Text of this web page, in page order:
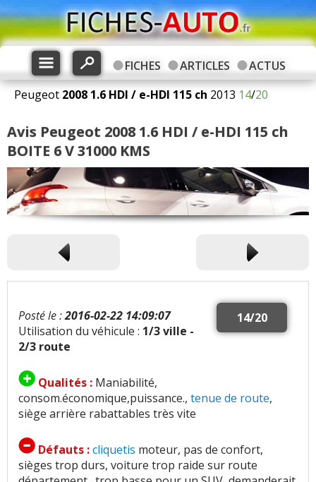
FICHES ARTICLES
ACTUS
Peugeot 2008 1.6 HDI / e-HDI 115 ch 2013 14/20
Avis Peugeot 2008 1.6 HDI / e-HDI 115 ch
BOITE 6 V 31000 KMS
14/20
Posté le :2016-02-22 14:09:07
Utilisation du véhicule : 1/3 ville -
2/3 route
Qualités : Maniabilité,
consom.économique,puissance., tenue de route,
siège arrière rabattables très vite
Défauts :cliquetis moteur, pas de confort,
sièges trop durs, voiture trop raide sur route